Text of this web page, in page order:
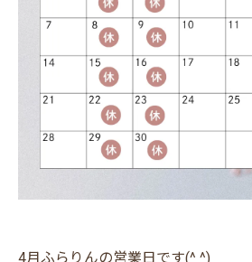
4月ふらりんの営業日です(^ ^)